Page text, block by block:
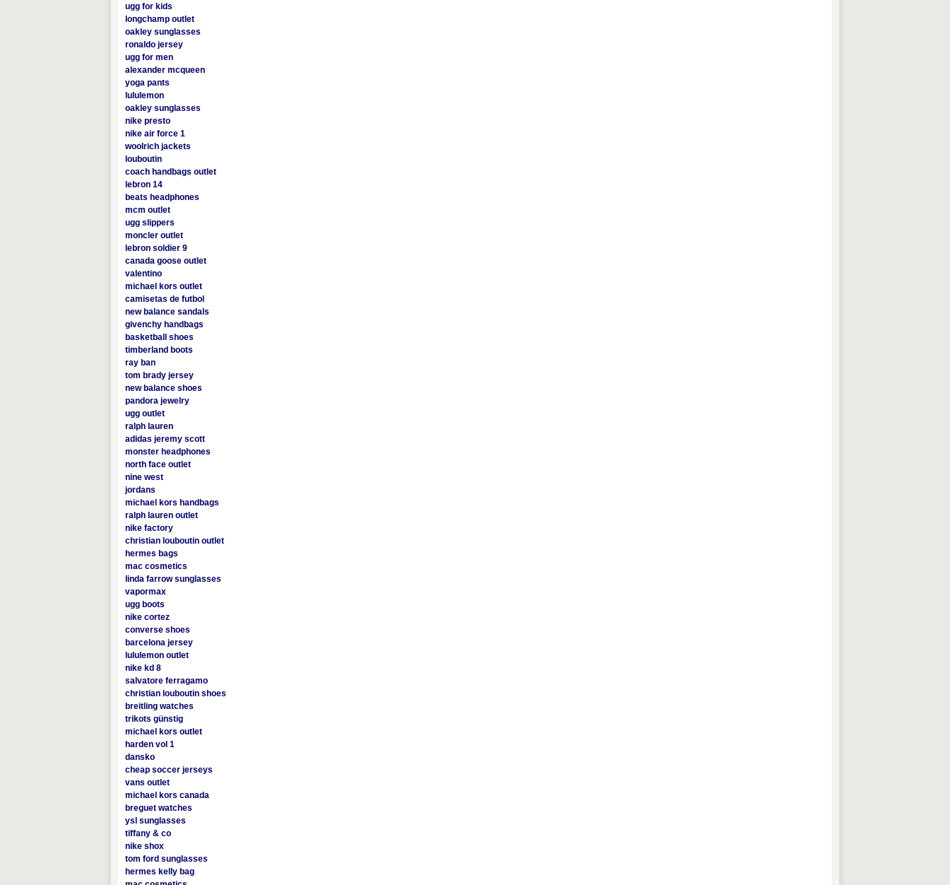
ugg for kids
longchamp outlet
oakley sunglasses
ronaldo jersey
ugg for men
alexander mcqueen
yoga pants
lululemon
oakley sunglasses
nike presto
nike air force 1
woolrich jackets
louboutin
coach handbags outlet
lebron 14
beats headphones
mcm outlet
ugg slippers
moncler outlet
lebron soldier 9
canada goose outlet
valentino
michael kors outlet
camisetas de futbol
new balance sandals
givenchy handbags
basketball shoes
timberland boots
ray ban
tom brady jersey
new balance shoes
pandora jewelry
ugg outlet
ralph lauren
adidas jeremy scott
monster headphones
north face outlet
nine west
jordans
michael kors handbags
ralph lauren outlet
nike factory
christian louboutin outlet
hermes bags
mac cosmetics
linda farrow sunglasses
vapormax
ugg boots
nike cortez
converse shoes
barcelona jersey
lululemon outlet
nike kd 8
salvatore ferragamo
christian louboutin shoes
breitling watches
trikots günstig
michael kors outlet
harden vol 1
dansko
cheap soccer jerseys
vans outlet
michael kors canada
breguet watches
ysl sunglasses
tiffany & co
nike shox
tom ford sunglasses
hermes kelly bag